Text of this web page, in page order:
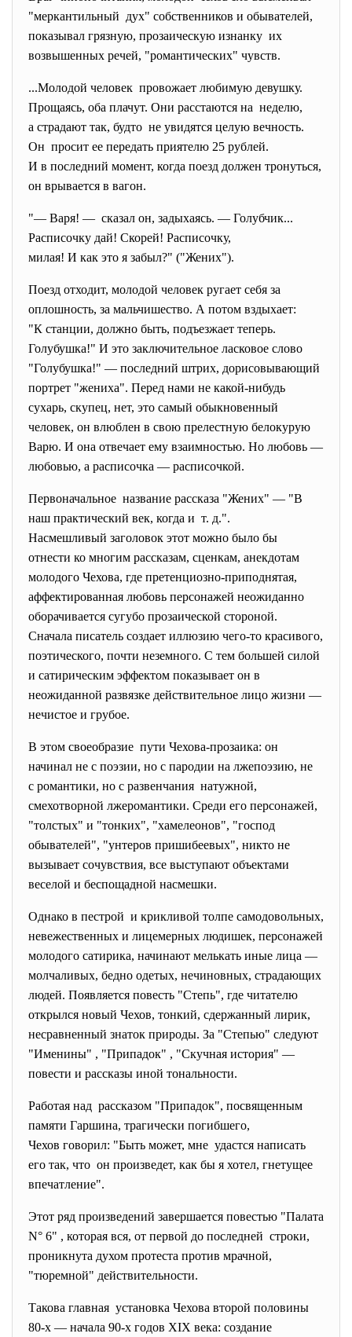
"меркантильный дух" собственников и обывателей,
показывал грязную, прозаическую изнанку их
возвышенных речей, "романтических" чувств.
...Молодой человек провожает любимую девушку.
Прощаясь, оба плачут. Они расстаются на неделю,
а страдают так, будто не увидятся целую вечность.
Он просит ее передать приятелю 25 рублей.
И в последний момент, когда поезд должен тронуться,
он врывается в вагон.
"— Варя! — сказал он, задыхаясь. — Голубчик...
Расписочку дай! Скорей! Расписочку,
милая! И как это я забыл?" ("Жених").
Поезд отходит, молодой человек ругает себя за
оплошность, за мальчишество. А потом вздыхает:
"К станции, должно быть, подъезжает теперь.
Голубушка!" И это заключительное ласковое слово
"Голубушка!" — последний штрих, дорисовывающий
портрет "жениха". Перед нами не какой-нибудь
сухарь, скупец, нет, это самый обыкновенный
человек, он влюблен в свою прелестную белокурую
Варю. И она отвечает ему взаимностью. Но любовь —
любовью, а расписочка — расписочкой.
Первоначальное название рассказа "Жених" — "В
наш практический век, когда и т. д.".
Насмешливый заголовок этот можно было бы
отнести ко многим рассказам, сценкам, анекдотам
молодого Чехова, где претенциозно-приподнятая,
аффектированная любовь персонажей неожиданно
оборачивается сугубо прозаической стороной.
Сначала писатель создает иллюзию чего-то красивого,
поэтического, почти неземного. С тем большей силой
и сатирическим эффектом показывает он в
неожиданной развязке действительное лицо жизни —
нечистое и грубое.
В этом своеобразие пути Чехова-прозаика: он
начинал не с поэзии, но с пародии на лжепоэзию, не
с романтики, но с развенчания натужной,
смехотворной лжеромантики. Среди его персонажей,
"толстых" и "тонких", "хамелеонов", "господ
обывателей", "унтеров пришибеевых", никто не
вызывает сочувствия, все выступают объектами
веселой и беспощадной насмешки.
Однако в пестрой и крикливой толпе самодовольных,
невежественных и лицемерных людишек, персонажей
молодого сатирика, начинают мелькать иные лица —
молчаливых, бедно одетых, нечиновных, страдающих
людей. Появляется повесть "Степь", где читателю
открылся новый Чехов, тонкий, сдержанный лирик,
несравненный знаток природы. За "Степью" следуют
"Именины" , "Припадок" , "Скучная история" —
повести и рассказы иной тональности.
Работая над рассказом "Припадок", посвященным
памяти Гаршина, трагически погибшего,
Чехов говорил: "Быть может, мне удастся написать
его так, что он произведет, как бы я хотел, гнетущее
впечатление".
Этот ряд произведений завершается повестью "Палата
N° 6" , которая вся, от первой до последней строки,
проникнута духом протеста против мрачной,
"тюремной" действительности.
Такова главная установка Чехова второй половины
80-х — начала 90-х годов XIX века: создание